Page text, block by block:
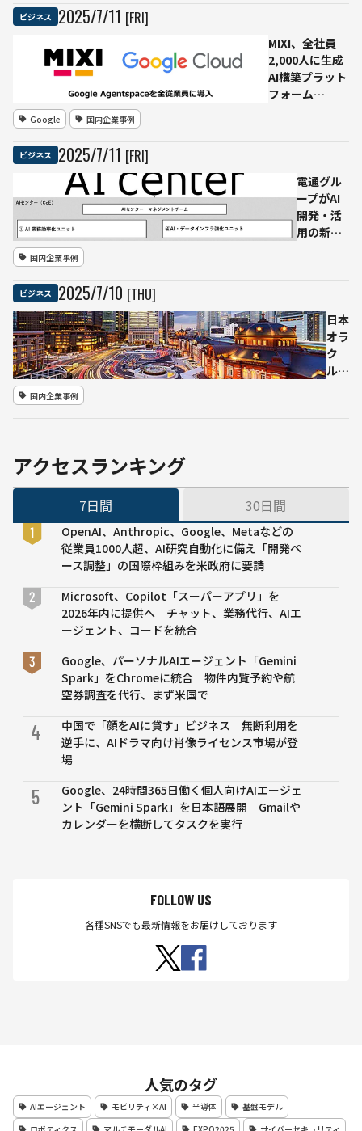
とする
方針は
ロヒン
ードでモ
デル刷
新 マス
ク氏「ネ
ビジネス 2025/7/11 [FRI]
MIXI、全社員
2,000人に生成
AI構築プラット
フォーム
で“創造の時
間”を拡大へ
Google 国内企業事例
ビジネス 2025/7/11 [FRI]
電通グル
ープがAI
開発・活
用の新組
ー」を発
足──約
1,000名の
専門人材
国内企業事例
ビジネス 2025/7/10 [THU]
日本
オラ
ク
ル、
を支
る
国内企業事例
アクセスランキング
7日間 30日間
OpenAI、Anthropic、Google、Metaなどの
従業員1000人超、AI研究自動化に備え「開発ペ
ース調整」の国際枠組みを米政府に要請
Microsoft、Copilot「スーパーアプリ」を
2026年内に提供へ チャット、業務代行、AIエ
ージェント、コードを統合
Google、パーソナルAIエージェント「Gemini
Spark」をChromeに統合 物件内覧予約や航
空券調査を代行、まず米国で
4
中国で「顔をAIに貸す」ビジネス 無断利用を
逆手に、AIドラマ向け肖像ライセンス市場が登
場
5
Google、24時間365日働く個人向けAIエージェ
ント「Gemini Spark」を日本語展開 Gmailや
カレンダーを横断してタスクを実行
FOLLOW US
各種SNSでも最新情報をお届けしております
人気のタグ
AIエージェント モビリティ×AI 半導体
基盤モデル